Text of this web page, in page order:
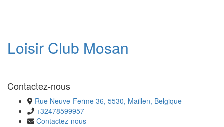
Loisir Club Mosan
Contactez-nous
Rue Neuve-Ferme 36, 5530, Maillen, Belgique
+32478599957
Contactez-nous